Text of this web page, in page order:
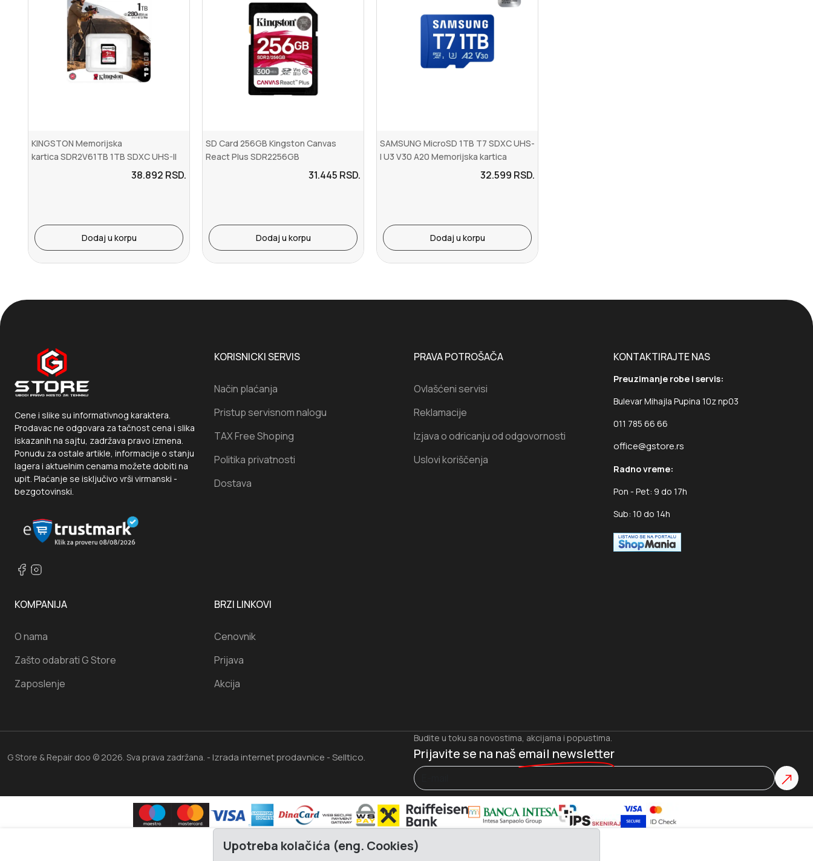
KINGSTON Memorijska
kartica SDR2V61TB 1TB SDXC UHS-II
38.892 RSD.
Dodaj u korpu
SD Card 256GB Kingston Canvas
React Plus SDR2256GB
31.445 RSD.
Dodaj u korpu
SAMSUNG MicroSD 1TB T7 SDXC UHS-
I U3 V30 A20 Memorijska kartica
32.599 RSD.
Dodaj u korpu
Cene i slike su informativnog karaktera.
Prodavac ne odgovara za tačnost cena i slika
iskazanih na sajtu, zadržava pravo izmena.
Ponudu za ostale artikle, informacije o stanju
lagera i aktuelnim cenama možete dobiti na
upit. Plaćanje se isključivo vrši virmanski -
bezgotovinski.
KORISNICKI SERVIS
Način plaćanja
Pristup servisnom nalogu
TAX Free Shoping
Politika privatnosti
Dostava
PRAVA POTROŠAČA
Ovlašćeni servisi
Reklamacije
Izjava o odricanju od odgovornosti
Uslovi koriščenja
KONTAKTIRAJTE NAS
Preuzimanje robe i servis:
Bulevar Mihajla Pupina 10z np03
011 785 66 66
office@gstore.rs
Radno vreme:
Pon - Pet: 9 do 17h
Sub: 10 do 14h
KOMPANIJA
O nama
Zašto odabrati G Store
Zaposlenje
BRZI LINKOVI
Cenovnik
Prijava
Akcija
G Store & Repair doo © 2026. Sva prava zadržana. - Izrada internet prodavnice - Selltico.
Budite u toku sa novostima, akcijama i popustima.
Prijavite se na naš email newsletter
Upotreba kolačića (eng. Cookies)